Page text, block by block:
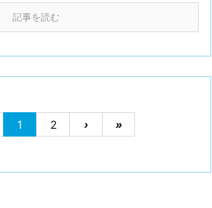
記事を読む
1 2 › »